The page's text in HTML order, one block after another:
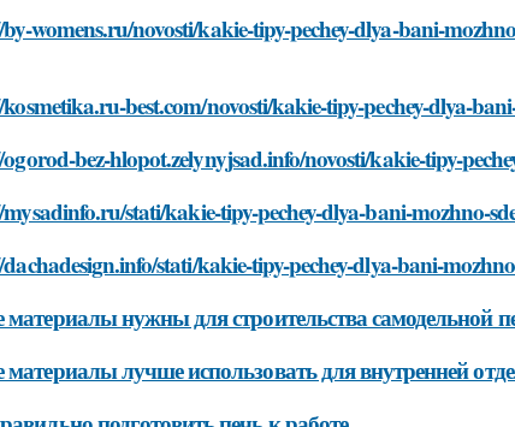
womens.ru/novosti/kakie-tipy-pechey-dlya-bani-
best.com/novosti/kakie-tipy-pechey-dlya-
bez-hlopot.zelynyjsad.info/novosti/kakie-tipy-
stati/kakie-tipy-pechey-dlya-bani-mozhno-
stati/kakie-tipy-pechey-dlya-bani-
нужны для строительства самодельной
лучше использовать для внутренней